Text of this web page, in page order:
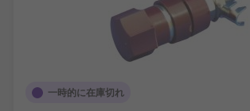
一時的に在庫切れ